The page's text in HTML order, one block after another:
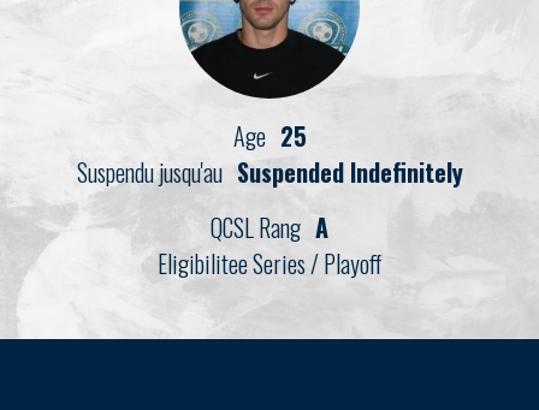
Age 25
Suspendu jusqu'au Suspended Indefinitely
QCSL Rang A
Eligibilitee Series / Playoff